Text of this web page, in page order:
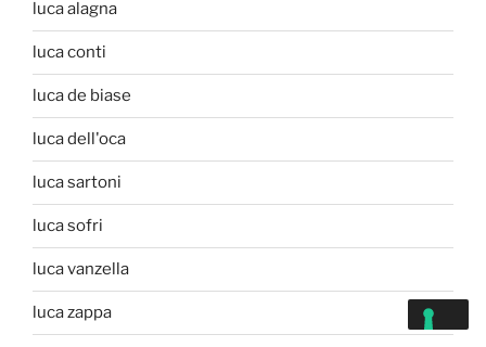
luca alagna
luca conti
luca de biase
luca dell'oca
luca sartoni
luca sofri
luca vanzella
luca zappa